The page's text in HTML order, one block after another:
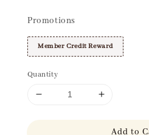
Promotions
Member Credit Reward
Quantity
Add to